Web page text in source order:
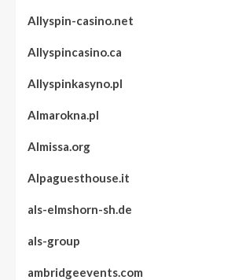
Allyspin-casino.net
Allyspincasino.ca
Allyspinkasyno.pl
Almarokna.pl
Almissa.org
Alpaguesthouse.it
als-elmshorn-sh.de
als-group
ambridgeevents.com